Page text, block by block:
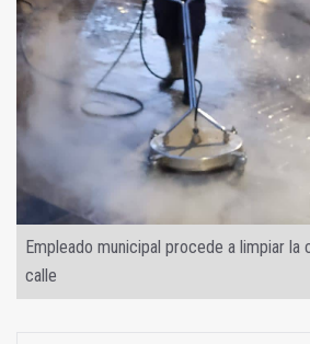
Empleado municipal procede a limpiar la
calle